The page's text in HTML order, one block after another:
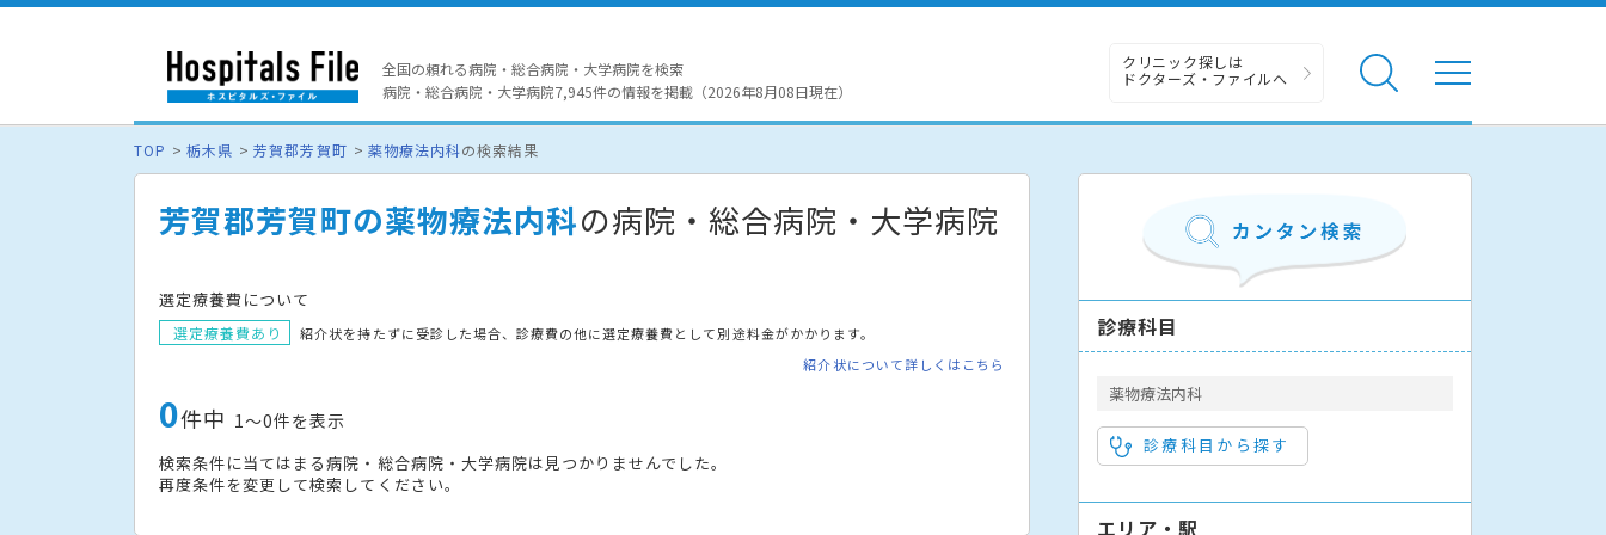
全国の頼れる病院・総合病院・大学病院を検索
病院・総合病院・大学病院7,945件の情報を掲載（2026年8月08日現在）
クリニック探しは
ドクターズ・ファイルへ
TOP 栃木県 芳賀郡芳賀町 薬物療法内科の検索結果
芳賀郡芳賀町の薬物療法内科の病院・総合病院・大学病院
選定療養費について
選定療養費あり
紹介状を持たずに受診した場合、診療費の他に選定療養費として別途料金がかかります。
紹介状について詳しくはこちら
0件中 1〜0件を表示
検索条件に当てはまる病院・総合病院・大学病院は見つかりませんでした。
再度条件を変更して検索してください。
診療科目
薬物療法内科
診療科目から探す
エリア・駅